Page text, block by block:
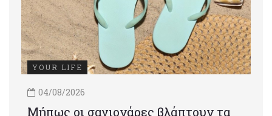
YOUR LIFE
04/08/2026
Μήπως οι σαγιονάρες βλάπτουν τα